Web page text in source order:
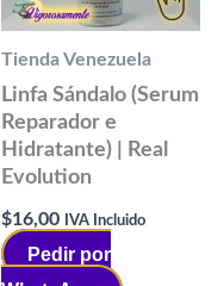
Tienda Venezuela
Linfa Sándalo (Serum
Reparador e
Hidratante) | Real
Evolution
$16,00 IVA Incluido
Pedir por